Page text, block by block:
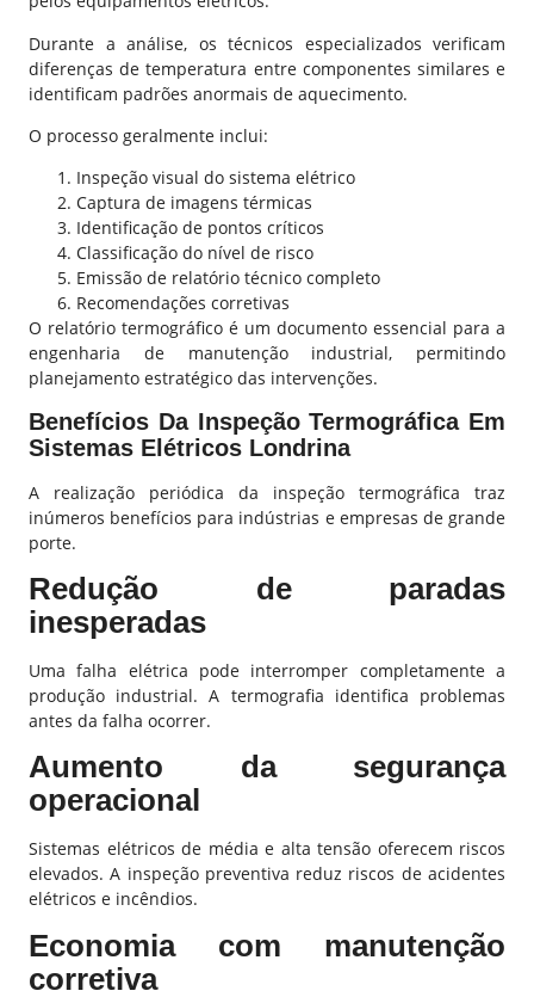
Durante a análise, os técnicos especializados verificam
diferenças de temperatura entre componentes similares e
identificam padrões anormais de aquecimento.
O processo geralmente inclui:
Inspeção visual do sistema elétrico
Captura de imagens térmicas
Identificação de pontos críticos
Classificação do nível de risco
Emissão de relatório técnico completo
Recomendações corretivas
O relatório termográfico é um documento essencial para a
engenharia de manutenção industrial, permitindo
planejamento estratégico das intervenções.
Benefícios Da Inspeção Termográfica Em
Sistemas Elétricos Londrina
A realização periódica da inspeção termográfica traz
inúmeros benefícios para indústrias e empresas de grande
porte.
Redução de paradas
inesperadas
Uma falha elétrica pode interromper completamente a
produção industrial. A termografia identifica problemas
antes da falha ocorrer.
Aumento da segurança
operacional
Sistemas elétricos de média e alta tensão oferecem riscos
elevados. A inspeção preventiva reduz riscos de acidentes
elétricos e incêndios.
Economia com manutenção
corretiva